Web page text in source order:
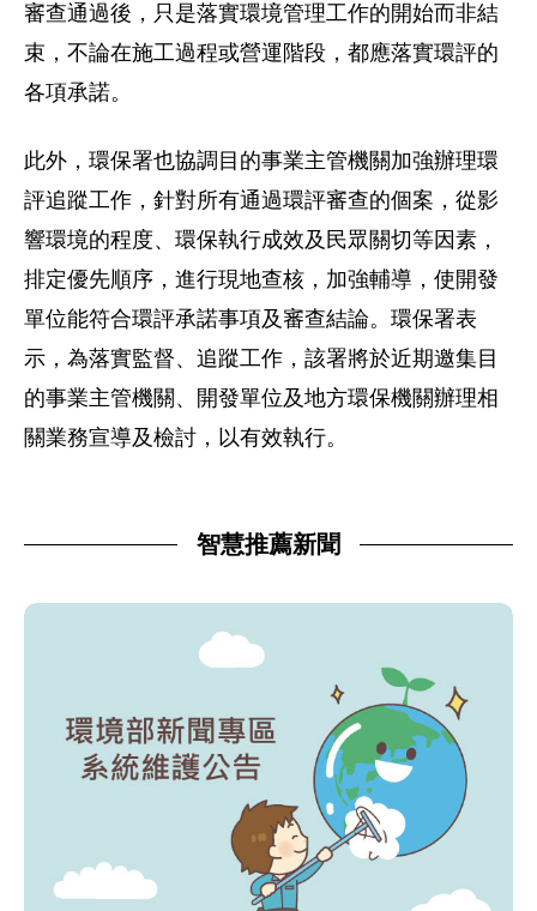
審查通過後，只是落實環境管理工作的開始而非結
束，不論在施工過程或營運階段，都應落實環評的
各項承諾。
此外，環保署也協調目的事業主管機關加強辦理環
評追蹤工作，針對所有通過環評審查的個案，從影
響環境的程度、環保執行成效及民眾關切等因素，
排定優先順序，進行現地查核，加強輔導，使開發
單位能符合環評承諾事項及審查結論。環保署表
示，為落實監督、追蹤工作，該署將於近期邀集目
的事業主管機關、開發單位及地方環保機關辦理相
關業務宣導及檢討，以有效執行。
智慧推薦新聞